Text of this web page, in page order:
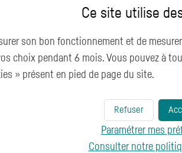
Épargne salariale et
période de
les astuces pour ne
Consulter
Voir toutes nos
Ce site utilise
son bon fonctionnement et de
choix pendant 6 mois. Vous pouvez à
» présent en pied de page du site.
Refuser
Paramétrer mes
Consulter notre